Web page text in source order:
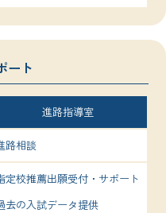
ート
進路指導室
路相談
定校推薦出願受付・サポート
去の入試データ提供